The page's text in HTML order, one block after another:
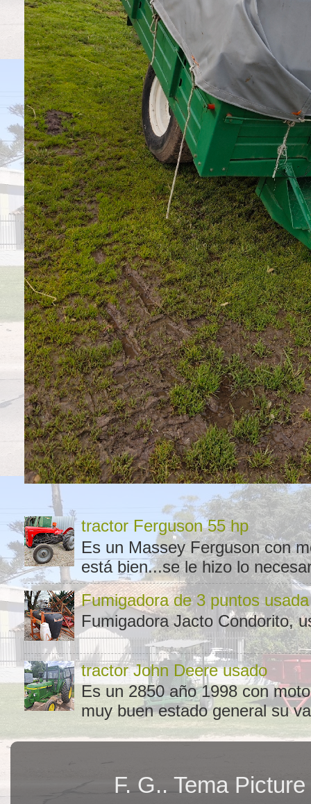
tractor Ferguson 55 hp
Es un Massey Ferguson con
está bien...se le hizo lo
Fumigadora de 3 puntos usada
Fumigadora Jacto Condorito,
tractor John Deere usado
Es un 2850 año 1998 con
muy buen estado general su
F. G.. Tema